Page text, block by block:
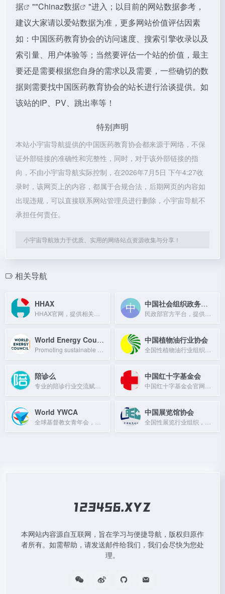
据
""Chinaz数据
"进入；以目前的网站数据参考，
建议大家请以爱站数据为准，更多网站价值评估因素
如：中国医药教育协会的访问速度、搜索引擎收录以及
索引量、用户体验等；当然要评估一个站的价值，最主
要还是需要根据您自身的需求以及需要，一些确切的数
据则需要找中国医药教育协会的站长进行洽谈提供。如
该站的IP、PV、跳出率等！
特别声明
本站小宇宙导航提供的中国医药教育协会都来源于网络，不保
证外部链接的准确性和完整性，同时，对于该外部链接的指
向，不由小宇宙导航实际控制，在2026年7月5日 下午4:27收
录时，该网页上的内容，都属于合规合法，后期网页的内容如
出现违规，可以直接联系网站管理员进行删除，小宇宙导航不
承担任何责任。
小宇宙导航致力于优质、实用的网络站点资源收集与分享！
相关导航
HHAX 中国社会组织政务服务平台
World Energy Council 中国植物油行业协会
陪诊么 中国红十字基金会
World YWCA 中国展览馆协会
本网站内容源自互联网，旨在学习与便捷导航，版权归原作
者所有。如需帮助，请发送邮件给我们，我们会尽快为您处
理。